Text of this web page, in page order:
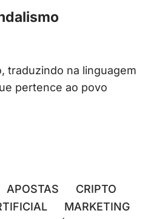
traduzindo na linguagem
pertence ao povo
APOSTAS
CRIPTO
MARKETING